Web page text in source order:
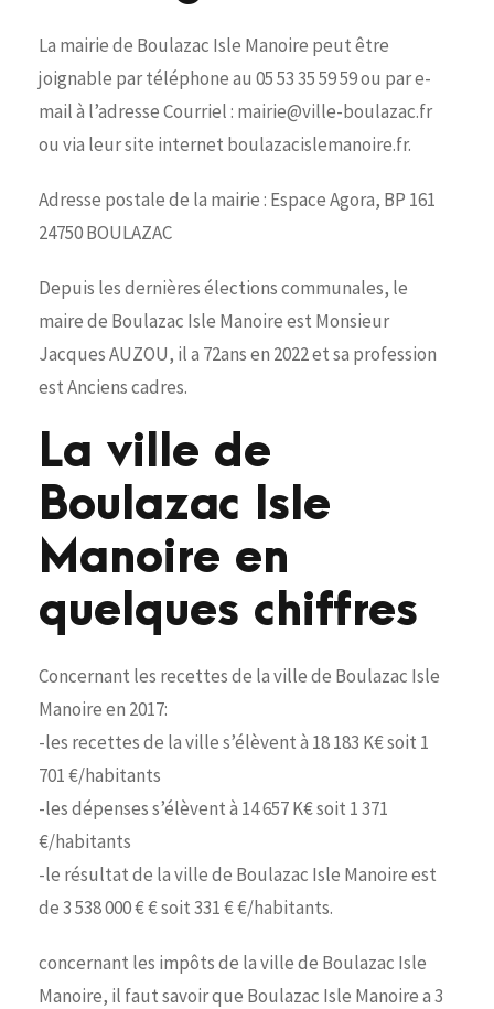
La mairie de Boulazac Isle Manoire peut être
joignable par téléphone au 05 53 35 59 59 ou par e-
mail à l’adresse Courriel : mairie@ville-boulazac.fr
ou via leur site internet boulazacislemanoire.fr.
Adresse postale de la mairie : Espace Agora, BP 161
24750 BOULAZAC
Depuis les dernières élections communales, le
maire de Boulazac Isle Manoire est Monsieur
Jacques AUZOU, il a 72ans en 2022 et sa profession
est Anciens cadres.
La ville de
Boulazac Isle
Manoire en
quelques chiffres
Concernant les recettes de la ville de Boulazac Isle
Manoire en 2017:
-les recettes de la ville s’élèvent à 18 183 K€ soit 1
701 €/habitants
-les dépenses s’élèvent à 14 657 K€ soit 1 371
€/habitants
-le résultat de la ville de Boulazac Isle Manoire est
de 3 538 000 € € soit 331 € €/habitants.
concernant les impôts de la ville de Boulazac Isle
Manoire, il faut savoir que Boulazac Isle Manoire a 3